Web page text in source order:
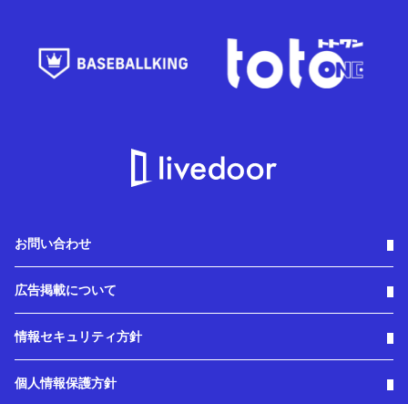
お問い合わせ
広告掲載について
情報セキュリティ方針
個人情報保護方針